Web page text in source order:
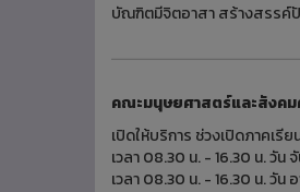
บัณฑิตมีจิตอาสา สร้างสรร
คณะมนุษยศาสตร์และสังค
เปิดให้บริการ ช่วงเปิดภาคเรีย
เวลา 08.30 น. - 16.30 น. วัน
เวลา 08.30 น. - 16.30 น. วัน